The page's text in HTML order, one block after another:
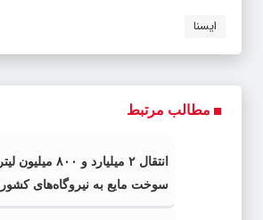
ایسنا
مطالب مرتبط
انتقال ۲ میلیارد و ۸۰۰ میلیون لیتر
سوخت مایع به نیروگاه‌های کشور